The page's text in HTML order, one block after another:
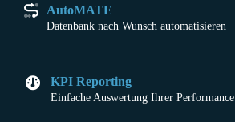
AutoMATE
Datenbank nach Wunsch automatisieren
KPI Reporting
Einfache Auswertung Ihrer Performance